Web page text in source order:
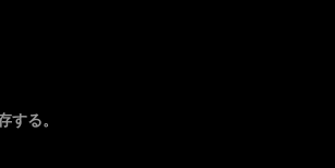
する。